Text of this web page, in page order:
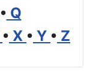
• Q
• X • Y • Z